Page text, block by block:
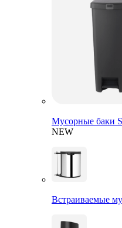
Мусорные баки
NEW
Встраиваемые